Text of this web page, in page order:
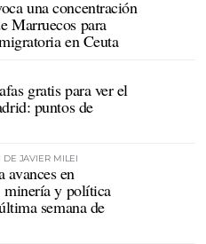
una concentración
Marruecos para
en Ceuta
gratis para ver el
puntos de
DE JAVIER MILEI
avances en
minería y política
semana de